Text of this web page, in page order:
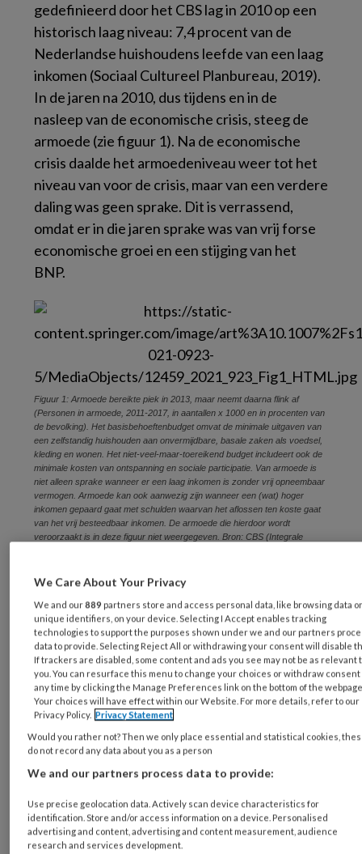
gedefinieerd door het CBS lag in 2010 op een
historisch laag niveau: 7,4 procent van de
Nederlandse huishoudens leefde van een laag
inkomen (Sociaal Cultureel Planbureau, 2019).
In de jaren na 2010, dus tijdens en in de
nasleep van de economische crisis, steeg de
armoede (zie figuur 1). Na de economische
crisis daalde het armoedeniveau weer tot het
niveau van voor de crisis, maar van een verdere
daling was geen sprake. Dit is verrassend,
omdat er in die jaren sprake was van vrij forse
economische groei en een stijging van het
BNP.
Figuur 1: Armoede bereikte piek in 2013, maar neemt daarna flink af
(Personen in armoede, 2011-2017, in aantallen x 1000 en in procenten van
de bevolking). Het basisbehoeftenbudget omvat de minimale uitgaven van
een zelfstandig huishouden aan onvermijdbare, basale zaken als voedsel,
kleding en wonen. Het niet-veel-maar-toereikend budget includeert ook de
minimale kosten van ontspanning en sociale participatie. Van armoede is
niet alleen sprake wanneer er een laag inkomen is zonder vrij opneembaar
vermogen. Armoede kan ook aanwezig zijn wanneer een (wat) hoger
inkomen gepaard gaat met schulden waarvan het aflossen ten koste gaat
van het vrij besteedbaar inkomen. De armoede die hierdoor wordt
veroorzaakt is in deze figuur niet weergegeven. Bron: CBS (Integrale
Betekenen deze data dat het na de
economische crisis gevoerde beleid geen
impact heeft gehad op armoede in Nederland?
Enerzijds is de manier waarop beleidsmakers,
uitvoerders en professionals naar armoede
kijken ten goede veranderd en zijn er enkele
hoopgevende beleidswijzigingen in gang
gezet. Dat we in de macro-cijfers niettemin
(nog) niet veranderd zijn en door
maatschappelijke denkbeelden over armoede.
We Care About Your Privacy
We and our889 partners store and access personal data, like browsing data
unique identifiers, on your device. Selecting I Accept enables tracking
technologies to support the purposes shown under we and our partners
data to provide. Selecting Reject All or withdrawing your consent will disable
If trackers are disabled, some content and ads you see may not be as relevant
you. You can resurface this menu to change your choices or withdraw consent
any time by clicking the Manage Preferences link on the bottom of the
Your choices will have effect within our Website. For more details, refer to our
Privacy Policy. Privacy Statement
Would you rather not? Then we only place essential and statistical cookies,
do not record any data about you as a person
We and our partners process data to provide:
Use precise geolocation data. Actively scan device characteristics for
identification. Store and/or access information on a device. Personalised
advertising and content, advertising and content measurement, audience
research and services development.